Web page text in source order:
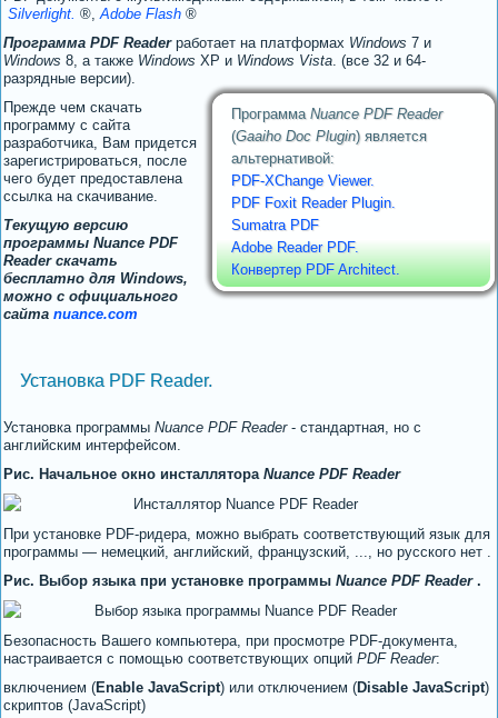
Silverlight. ®,Adobe Flash ®
Программа PDF Readerработает на платформах Windows 7 и
Windows 8, а также Windows XP и Windows Vista. (все 32 и 64-
разрядные версии).
Программа Nuance PDF Reader
(Gaaiho Doc Plugin) является
альтернативой:
PDF-XChange Viewer.
PDF Foxit Reader Plugin.
Sumatra PDF
Adobe Reader PDF.
Конвертер PDF Architect.
Прежде чем скачать
программу с сайта
разработчика, Вам придется
зарегистрироваться, после
чего будет предоставлена
ссылка на скачивание.
Текущую версию
программы Nuance PDF
Reader скачать
бесплатно для Windows,
можно с официального
сайта nuance.com
Установка PDF Reader.
Установка программы Nuance PDF Reader- стандартная, но с
английским интерфейсом.
Рис. Начальное окно инсталлятора Nuance PDF Reader
При установке PDF-ридера, можно выбрать соответствующий язык для
программы — немецкий, английский, французский, ..., но русского нет .
Рис. Выбор языка при установке программы Nuance PDF Reader.
Безопасность Вашего компьютера, при просмотре PDF-документа,
настраивается с помощью соответствующих опций PDF Reader:
включением (Enable JavaScript) или отключением (Disable JavaScript)
скриптов (JavaScript)